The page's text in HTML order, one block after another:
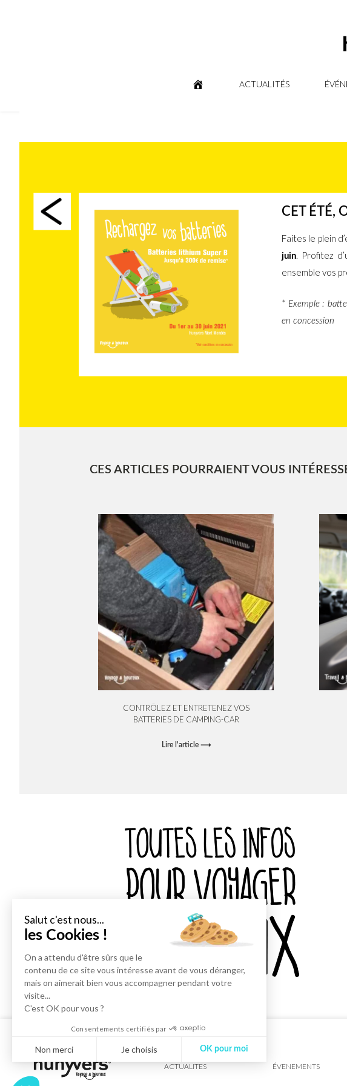
ACTUALITÉS
CET ÉTÉ,
Faites le plein
juin. Profitez
ensemble vos
* Exemple :
en concession
CES ARTICLES POURRAIENT VOUS
CONTRÔLEZ ET ENTRETENEZ VOS
BATTERIES DE CAMPING-CAR
Lire l'article ⟶
ACTUALITES ÉVENEMENTS
Salut c'est nous...
les Cookies !
On a attendu d'être sûrs que le
contenu de ce site vous intéresse avant de vous déranger,
mais on aimerait bien vous accompagner pendant votre
visite...
C'est OK pour vous ?
Consentements certifiés par
Non merci Je choisis OK pour moi
Axeptio consent
Plateforme de Gestion du Consentement : Personnalisez vos Options